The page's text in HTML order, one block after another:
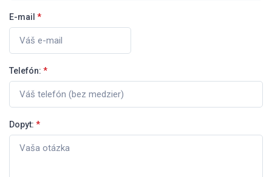
E-mail *
Telefón: *
Dopyt: *